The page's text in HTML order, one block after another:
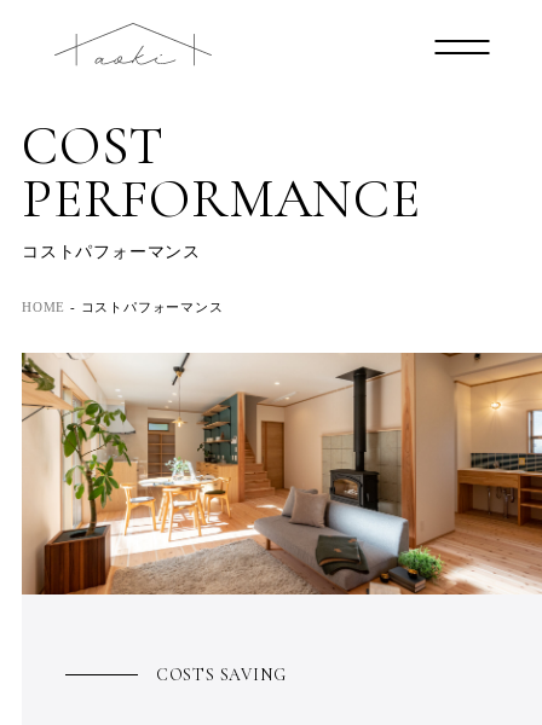
COST
PERFORMANCE
コストパフォーマンス
HOME - コストパフォーマンス
COSTS SAVING